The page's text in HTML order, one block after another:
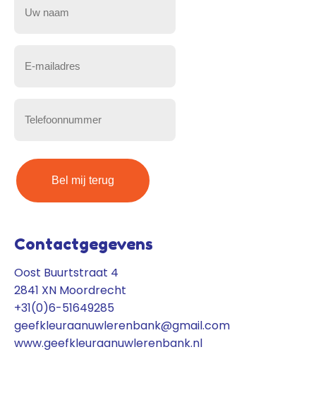
Uw
Telefoonnummer
Contactgegevens
Oost Buurtstraat 4
2841 XN Moordrecht
+31(0)6-51649285
geefkleuraanuwlerenbank@gmail.com
www.geefkleuraanuwlerenbank.nl